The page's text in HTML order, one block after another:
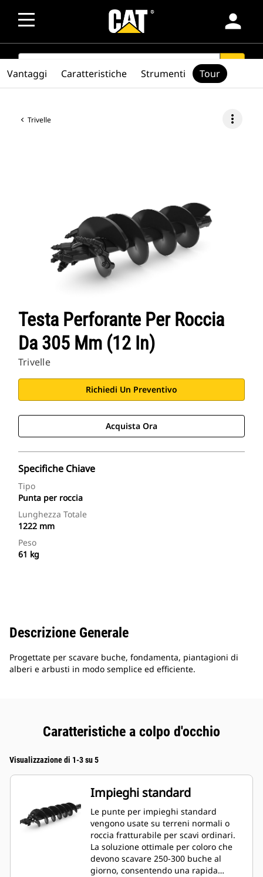
person
SEARCH search
Trivelle more_vert
Testa Perforante Per Roccia
Da 305 Mm (12 In)
Trivelle
Richiedi Un Preventivo
Acquista Ora
Specifiche Chiave
Tipo
Punta per roccia
Lunghezza Totale
1222 mm
Peso
61 kg
Vantaggi Caratteristiche Strumenti Tour
Descrizione Generale
Progettate per scavare buche, fondamenta, piantagioni di
alberi e arbusti in modo semplice ed efficiente.
Caratteristiche a colpo d'occhio
Visualizzazione di 1-3 su 5
Impieghi standard
Le punte per impieghi standard
vengono usate su terreni normali o
roccia fratturabile per scavi ordinari.
La soluzione ottimale per coloro che
devono scavare 250-300 buche al
giorno, consentendo una rapida